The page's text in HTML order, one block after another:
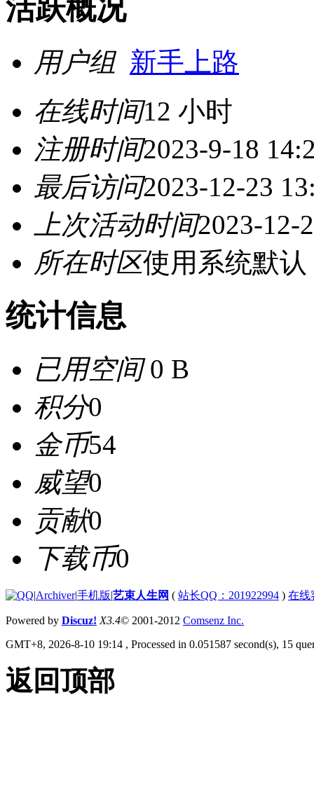
活跃概况
用户组 新手上路
在线时间12 小时
注册时间2023-9-18
最后访问2023-12-23
上次活动时间2023-12-
所在时区使用系统默认
统计信息
已用空间0 B
积分0
金币54
威望0
贡献0
下载币0
|Archiver|手机版|艺束人生网 ( 站长QQ：201922994 ) 在线
Powered by Discuz! X3.4© 2001-2012 Comsenz Inc.
GMT+8, 2026-8-10 19:14 , Processed in 0.051587 second(s), 15
返回顶部